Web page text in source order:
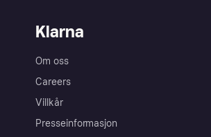
Klarna
Om oss
Careers
Villkår
Presseinformasjon